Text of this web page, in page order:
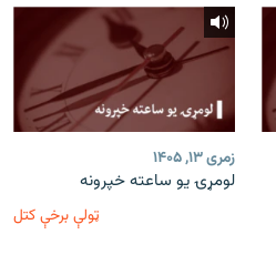
زمری ۱۳, ۱۴۰۵
لومړۍ یو ساعته خپرونه
ټولې برخې کتل